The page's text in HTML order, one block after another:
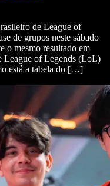
de League of
de grupos neste sábado
o mesmo resultado em
League of Legends (LoL)
está a tabela do […]